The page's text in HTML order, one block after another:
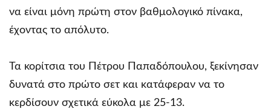
να είναι μόνη πρώτη στον βαθμολογικό πίνακα,
έχοντας το απόλυτο.
Τα κορίτσια του Πέτρου Παπαδόπουλου, ξεκίνησαν
δυνατά στο πρώτο σετ και κατάφεραν να το
κερδίσουν σχετικά εύκολα με 25-13.